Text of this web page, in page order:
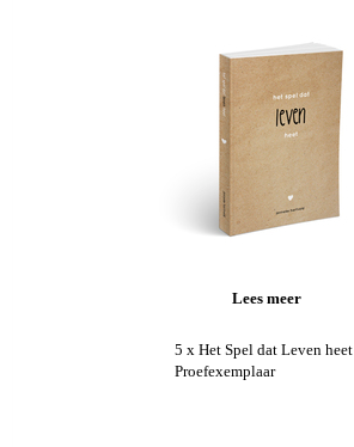
Lees meer
5 x Het Spel dat Leven heet
Proefexemplaar